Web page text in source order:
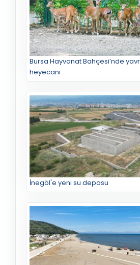
Bursa Hayvanat Bahçesi’nde
heyecanı
İnegöl'e yeni su deposu